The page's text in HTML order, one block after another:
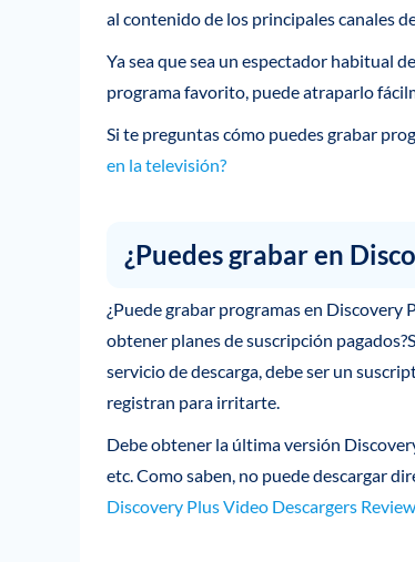
al contenido de los principales canales
Ya sea que sea un espectador habitual
programa favorito, puede atraparlo
Si te preguntas cómo puedes grabar
en la televisión?
¿Puedes grabar en
¿Puede grabar programas en Discovery
obtener planes de suscripción
servicio de descarga, debe ser un
registran para irritarte.
Debe obtener la última versión
etc. Como saben, no puede descargar
Discovery Plus Video Descargers